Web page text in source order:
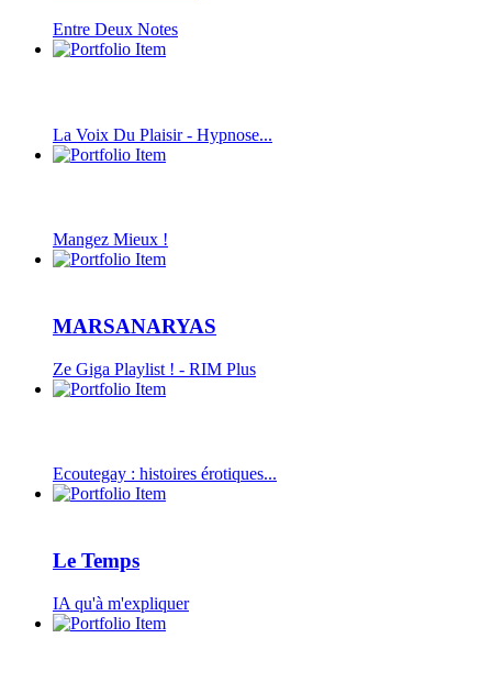
Entre Deux Notes
La Voix Du Plaisir - Hypnose...
Mangez Mieux !
MARSANARYAS
Ze Giga Playlist ! - RIM Plus
Ecoutegay : histoires érotiques...
Le Temps
IA qu'à m'expliquer